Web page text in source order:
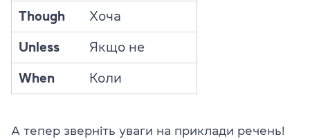
Though Хоча
Unless Якщо не
When Коли
А тепер зверніть уваги на приклади речень!